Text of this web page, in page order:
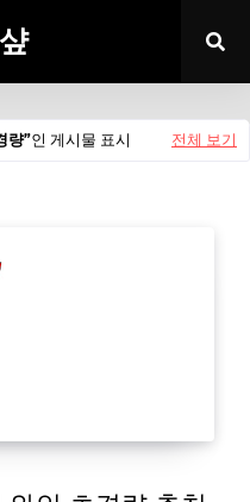
량 인 게시물 표시 전체 보기